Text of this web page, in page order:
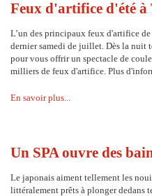
Feux d'artifice d'été à
L’un des principaux feux d'artifice
dernier samedi de juillet. Dès la nuit
pour vous offrir un spectacle de
milliers de feux d'artifice. Plus
En savoir plus...
Un SPA ouvre des
Le japonais aiment tellement les
littéralement prêts à plonger dedans